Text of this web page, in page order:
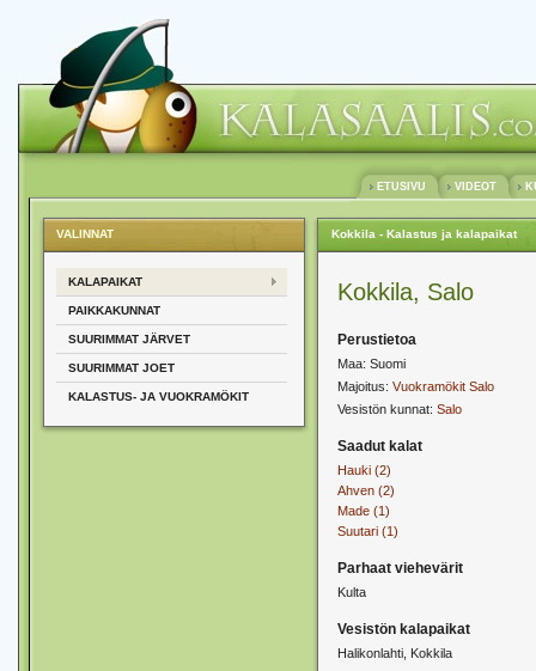
ETUSIVU VIDEOT
VALINNAT
KALAPAIKAT
PAIKKAKUNNAT
SUURIMMAT JÄRVET
SUURIMMAT JOET
KALASTUS- JA VUOKRAMÖKIT
Kokkila - Kalastus ja kalapaikat
Kokkila, Salo
Perustietoa
Maa: Suomi
Majoitus: Vuokramökit Salo
Vesistön kunnat: Salo
Saadut kalat
Hauki (2)
Ahven (2)
Made (1)
Suutari (1)
Parhaat viehevärit
Kulta
Vesistön kalapaikat
Halikonlahti, Kokkila